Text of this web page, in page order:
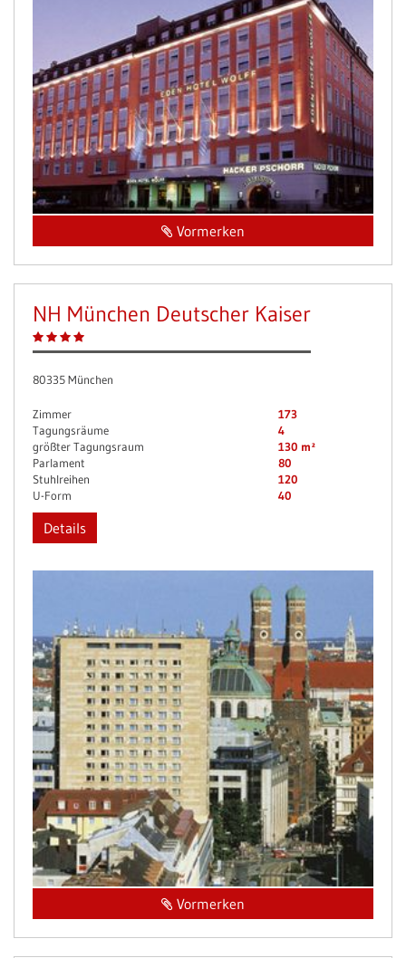
Vormerken
NH München Deutscher Kaiser
80335 München
Zimmer
173
Tagungsräume
4
größter Tagungsraum
130 m²
Parlament
80
Stuhlreihen
120
U-Form
40
Details
Vormerken